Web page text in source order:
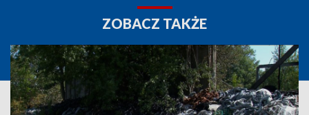
ZOBACZ TAKŻE